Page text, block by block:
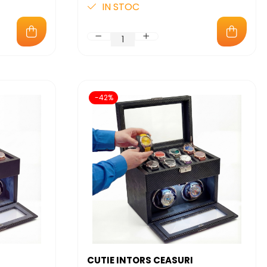
BAGAJ DE MANA
IN STOC
-42%
CUTIE INTORS CEASURI